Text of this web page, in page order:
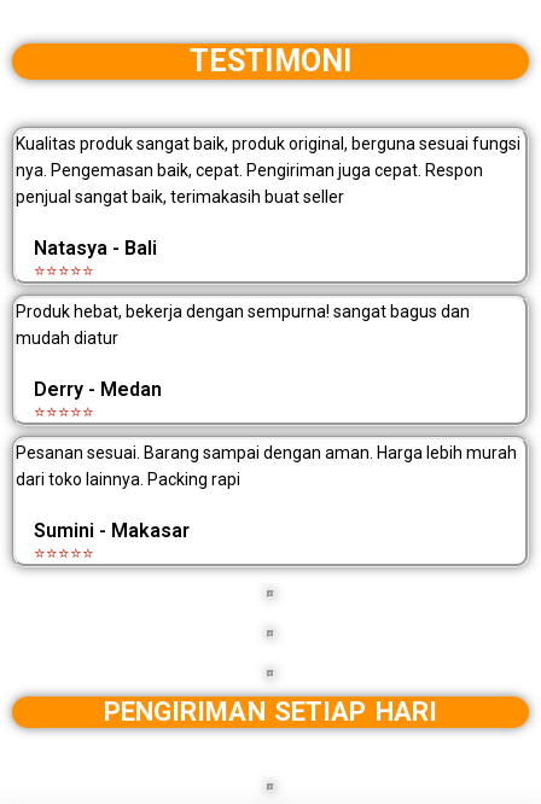
TESTIMONI
Kualitas produk sangat baik, produk original, berguna sesuai fungsi
nya. Pengemasan baik, cepat. Pengiriman juga cepat. Respon
penjual sangat baik, terimakasih buat seller
Natasya - Bali
⭐⭐⭐⭐⭐
Produk hebat, bekerja dengan sempurna! sangat bagus dan
mudah diatur
Derry - Medan
⭐⭐⭐⭐⭐
Pesanan sesuai. Barang sampai dengan aman. Harga lebih murah
dari toko lainnya. Packing rapi
Sumini - Makasar
⭐⭐⭐⭐⭐
PENGIRIMAN SETIAP HARI